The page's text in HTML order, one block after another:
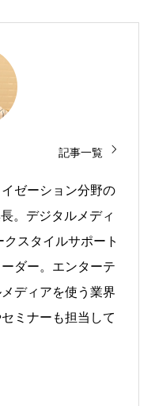
記事一覧
ゼーション分野の
。デジタルメディ
スタイルサポート
ダー。エンターテ
ディアを使う業界
ミナーも担当して